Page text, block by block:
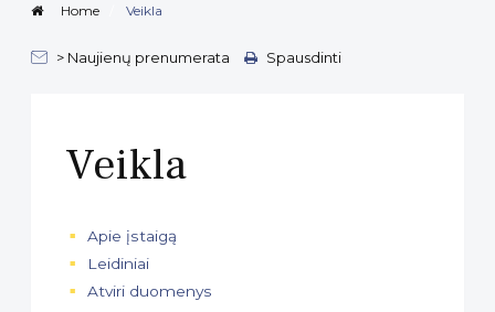
Home Veikla
> Naujienų prenumerata Spausdinti
Veikla
Apie įstaigą
Leidiniai
Atviri duomenys